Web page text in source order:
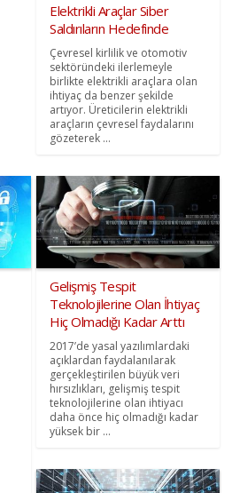
Elektrikli Araçlar Siber
Saldırıların Hedefinde
Çevresel kirlilik ve otomotiv
sektöründeki ilerlemeyle
birlikte elektrikli araçlara olan
ihtiyaç da benzer şekilde
artıyor. Üreticilerin elektrikli
araçların çevresel faydalarını
gözeterek ...
Gelişmiş Tespit
Teknolojilerine Olan İhtiyaç
Hiç Olmadığı Kadar Arttı
2017’de yasal yazılımlardaki
açıklardan faydalanılarak
gerçekleştirilen büyük veri
hırsızlıkları, gelişmiş tespit
teknolojilerine olan ihtiyacı
daha önce hiç olmadığı kadar
yüksek bir ...